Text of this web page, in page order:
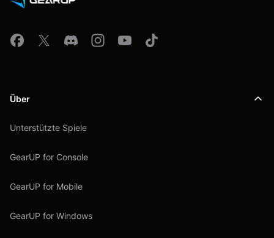
Über
Unterstützte Spiele
GearUP for Console
GearUP for Mobile
GearUP for Windows